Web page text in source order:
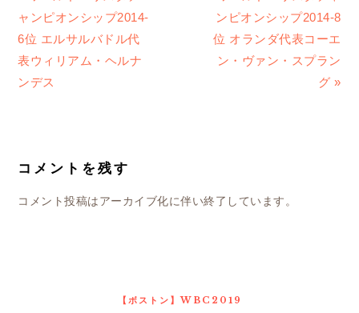
の
投
稿:
ャンピオンシップ2014-
6位 エルサルバドル代
表ウィリアム・ヘルナ
ンデス
の
投
稿:
ンピオンシップ2014-8
位 オランダ代表コーエ
ン・ヴァン・スプラン
グ »
INTERACTIONS
コメントを残す
コメント投稿はアーカイブ化に伴い終了しています。
【ボストン】WBC2019